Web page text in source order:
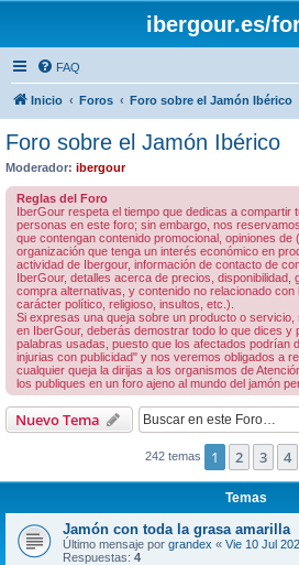
ibergour.es/
FAQ
Inicio Foros Foro sobre el Jamón Ibérico
Foro sobre el Jamón Ibérico
Moderador: ibergour
Reglas del Foro
IberGour respeta el tiempo que dedicas a compartir
personas en este foro; sin embargo, nos
que contengan contenido promocional, opiniones
organización que tenga un interés económico en
actividad de Ibergour, información de contacto de
IberGour, detalles acerca de precios,
compra alternativas, y contenido no relacionado
carácter político, religioso, insultos, etc.).
Si expresas una queja sobre un producto o
en IberGour, deberás demostrar todo lo que dices y
palabras usadas, puesto que los afectados podrían
injurias con publicidad" y nos veremos obligados a
cualquier queja la dirijas a los organismos de
los publiques en un foro ajeno al mundo del jamón
Nuevo Tema
242 temas 1 2 3 4
Temas
Jamón con toda la grasa amarilla
Último mensaje por grandex « Vie 10 Jul
Respuestas: 4